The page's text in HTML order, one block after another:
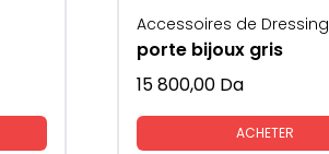
Accessoires de Dressing
porte bijoux gris
15 800,00 Da
ACHETER